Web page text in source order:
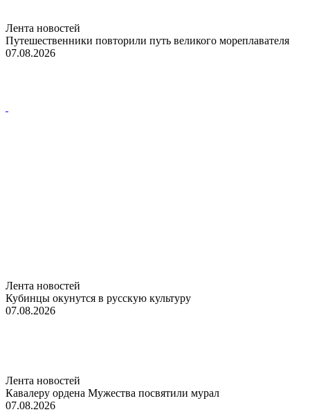
Лента новостей
Путешественники повторили путь великого мореплавателя
07.08.2026
Лента новостей
Кубинцы окунутся в русскую культуру
07.08.2026
Лента новостей
Кавалеру ордена Мужества посвятили мурал
07.08.2026